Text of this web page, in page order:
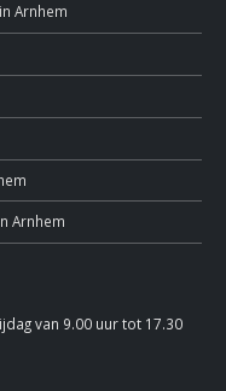
Arnhem
Arnhem
van 9.00 uur tot 17.30